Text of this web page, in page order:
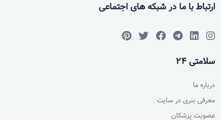
ارتباط با ما در شبکه های اجتماعی
سلامتی 24
درباره ما
معرفی بنری در سایت
عضویت پزشکان